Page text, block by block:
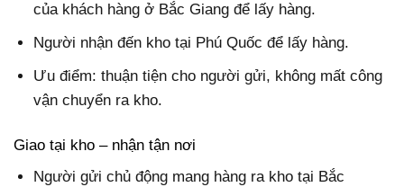
của khách hàng ở Bắc Giang để lấy hàng.
Người nhận đến kho tại Phú Quốc để lấy hàng.
Ưu điểm: thuận tiện cho người gửi, không mất công
vận chuyển ra kho.
Giao tại kho – nhận tận nơi
Người gửi chủ động mang hàng ra kho tại Bắc